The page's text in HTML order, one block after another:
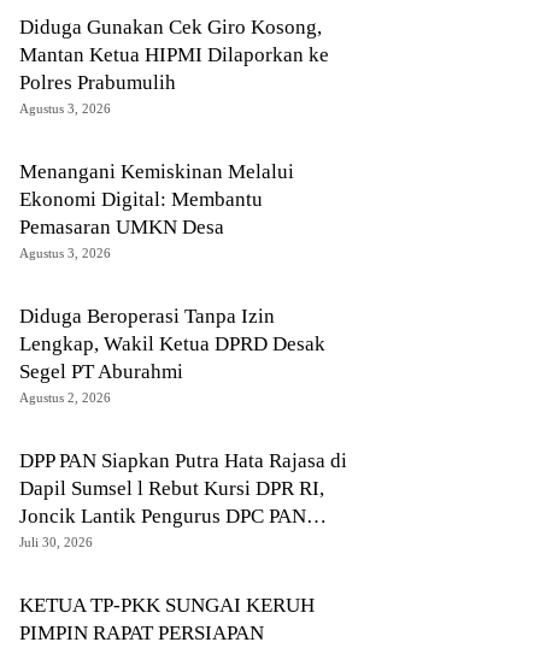
Diduga Gunakan Cek Giro Kosong,
Mantan Ketua HIPMI Dilaporkan ke
Polres Prabumulih
Agustus 3, 2026
Menangani Kemiskinan Melalui
Ekonomi Digital: Membantu
Pemasaran UMKN Desa
Agustus 3, 2026
Diduga Beroperasi Tanpa Izin
Lengkap, Wakil Ketua DPRD Desak
Segel PT Aburahmi
Agustus 2, 2026
DPP PAN Siapkan Putra Hata Rajasa di
Dapil Sumsel l Rebut Kursi DPR RI,
Joncik Lantik Pengurus DPC PAN
Muratara
Juli 30, 2026
KETUA TP-PKK SUNGAI KERUH
PIMPIN RAPAT PERSIAPAN